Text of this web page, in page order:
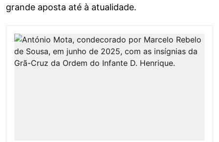
grande aposta até à atualidade.